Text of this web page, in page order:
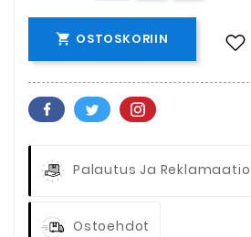
 OSTOSKORIIN
Palautus Ja Reklamaatio
Ostoehdot